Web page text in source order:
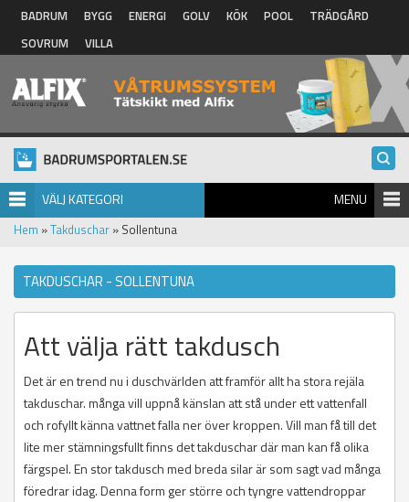
Hoppa till huvudinnehåll
BADRUM BYGG ENERGI GOLV KÖK POOL
TRÄDGÅRD
SOVRUM
VILLA
VÄLJ KATEGORI MENU
Hem »Takduschar » Sollentuna
TAKDUSCHAR - SOLLENTUNA
Att välja rätt takdusch
Det är en trend nu i duschvärlden att framför allt ha stora rejäla
takduschar. många vill uppnå känslan att stå under ett vattenfall
och rofyllt känna vattnet falla ner över kroppen. Vill man få till det
lite mer stämningsfullt finns det takduschar där man kan få olika
färgspel. En stor takdusch med breda silar är som sagt vad många
föredrar idag. Denna form ger större och tyngre vattendroppar